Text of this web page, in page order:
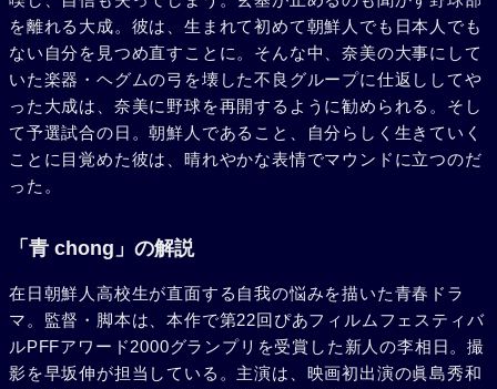
を離れる大成。彼は、生まれて初めて朝鮮人でも日本人でも
ない自分を見つめ直すことに。そんな中、奈美の大事にして
いた楽器・ヘグムの弓を壊した不良グループに仕返ししてや
った大成は、奈美に野球を再開するように勧められる。そし
て予選試合の日。朝鮮人であること、自分らしく生きていく
ことに目覚めた彼は、晴れやかな表情でマウンドに立つのだ
った。
「青 chong」の解説
在日朝鮮人高校生が直面する自我の悩みを描いた青春ドラ
マ。監督・脚本は、本作で第22回ぴあフィルムフェスティバ
ルPFFアワード2000グランプリを受賞した新人の李相日。撮
影を早坂伸が担当している。主演は、映画初出演の眞島秀和